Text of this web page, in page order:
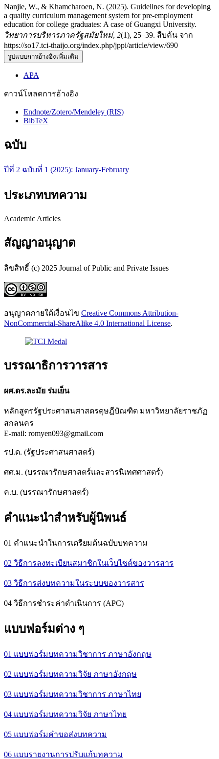
Nanjie, W., & Khamcharoen, N. (2025). Guidelines for developing
a quality curriculum management system for pre-employment
education for college graduates: A case of Guangxi University.
วิทยาการบริหารภาครัฐสมัยใหม่, 2(1), 25–39. สืบค้น จาก
https://so17.tci-thaijo.org/index.php/jppi/article/view/690
รูปแบบการอ้างอิงเพิ่มเติม
APA
ดาวน์โหลดการอ้างอิง
Endnote/Zotero/Mendeley (RIS)
BibTeX
ฉบับ
ปีที่ 2 ฉบับที่ 1 (2025): January-February
ประเภทบทความ
Academic Articles
สัญญาอนุญาต
ลิขสิทธิ์ (c) 2025 Journal of Public and Private Issues
อนุญาตภายใต้เงื่อนไข Creative Commons Attribution-
NonCommercial-ShareAlike 4.0 International License.
บรรณาธิการวารสาร
ผศ.ดร.ละมัย ร่มเย็น
หลักสูตรรัฐประศาสนศาสตรดุษฎีบัณฑิต มหาวิทยาลัยราชภัฏ
สกลนคร
E-mail: romyen093@gmail.com
รป.ด. (รัฐประศาสนศาสตร์)
ศศ.ม. (บรรณารักษศาสตร์และสารนิเทศศาสตร์)
ค.บ. (บรรณารักษศาสตร์)
คำแนะนำสำหรับผู้นิพนธ์
01 คำแนะนำในการเตรียมต้นฉบับบทความ
02 วิธีการลงทะเบียนสมาชิกในเว็บไซต์ของวารสาร
03 วิธีการส่งบทความในระบบของวารสาร
04 วิธีการชำระค่าดำเนินการ (APC)
แบบฟอร์มต่าง ๆ
01 แบบฟอร์มบทความวิชาการ ภาษาอังกฤษ
02 แบบฟอร์มบทความวิจัย ภาษาอังกฤษ
03 แบบฟอร์มบทความวิชาการ ภาษาไทย
04 แบบฟอร์มบทความวิจัย ภาษาไทย
05 แบบฟอร์มคำขอส่งบทความ
06 แบบรายงานการปรับแก้บทความ